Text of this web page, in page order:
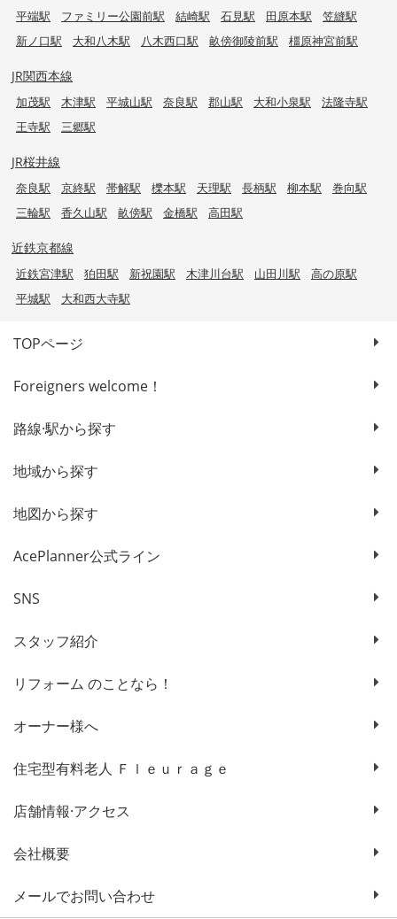
平端駅
ファミリー公園前駅 結崎駅 石見駅 田原本駅
笠縫駅
新ノ口駅
大和八木駅 八木西口駅 畝傍御陵前駅 橿原神宮前駅
JR関西本線
加茂駅 木津駅 平城山駅 奈良駅 郡山駅 大和小泉駅
法隆寺駅
王寺駅
三郷駅
JR桜井線
奈良駅 京終駅 帯解駅 櫟本駅 天理駅 長柄駅 柳本駅
巻向駅
三輪駅
香久山駅 畝傍駅 金橋駅 高田駅
近鉄京都線
近鉄宮津駅 狛田駅 新祝園駅 木津川台駅 山田川駅
高の原駅
平城駅
大和西大寺駅
TOPページ
Foreigners welcome！
路線·駅から探す
地域から探す
地図から探す
AcePlanner公式ライン
SNS
スタッフ紹介
リフォーム のことなら！
オーナー様へ
住宅型有料老人 Ｆｌｅｕｒａｇｅ
店舗情報·アクセス
会社概要
メールでお問い合わせ